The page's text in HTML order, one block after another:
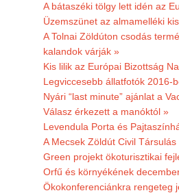
A bátaszéki tölgy lett idén az
Üzemszünet az almamelléki
A Tolnai Zöldúton csodás
kalandok várják »
Kis lilik az Európai Bizottság
Legviccesebb állatfotók 2016-
Nyári “last minute” ajánlat a
Válasz érkezett a manóktól »
Levendula Porta és
A Mecsek Zöldút Civil
Green projekt ökoturisztikai
Orfű és környékének
Ökokonferenciánkra rengeteg